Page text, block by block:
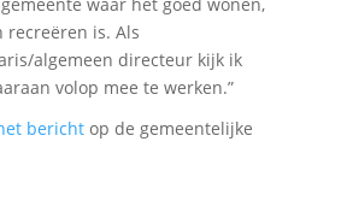
recreëren is. Als
algemeen directeur kijk ik
volop mee te werken.”
berichtop de gemeentelijke